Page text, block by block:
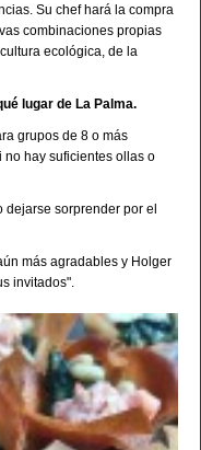
Su chef hará la compra
combinaciones propias
ecológica, de la
lugar de La Palma.
grupos de 8 o más
hay suficientes ollas o
dejarse sorprender por el
más agradables y Holger
invitados".